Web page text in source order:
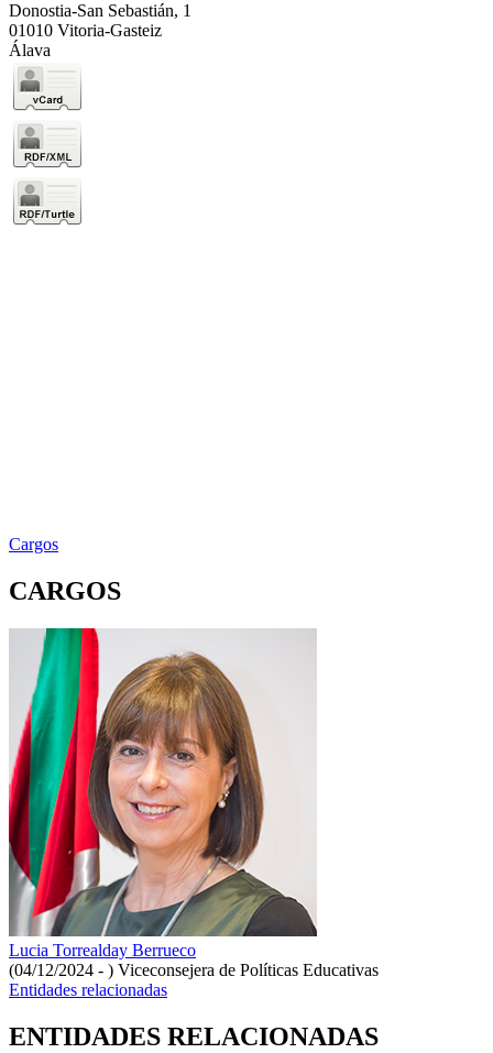
Donostia-San Sebastián, 1
01010 Vitoria-Gasteiz
Álava
Cargos
CARGOS
Lucia Torrealday Berrueco
(04/12/2024 - ) Viceconsejera de Políticas Educativas
Entidades relacionadas
ENTIDADES RELACIONADAS